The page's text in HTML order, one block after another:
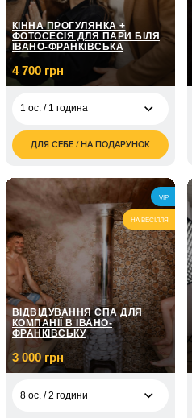
КІННА ПРОГУЛЯНКА +
ФОТОСЕСІЯ ДЛЯ ПАРИ БІЛЯ
ІВАНО-ФРАНКІВСЬКА
4 700 грн
1 ос. / 1 година
4 700
грн
ДЛЯ СЕБЕ / НА ПОДАРУНОК
VIP
НА ВЕСІЛЛЯ
ВІДВІДУВАННЯ СПА ДЛЯ
КОМПАНІЇ В ІВАНО-
ФРАНКІВСЬКУ
3 000 грн
8 ос. / 2 години